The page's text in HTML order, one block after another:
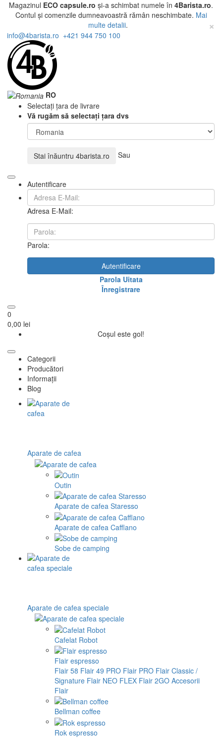
Magazinul ECO capsule.ro și-a schimbat numele în 4Barista.ro.
Contul și comenzile dumneavoastră rămân neschimbate. Mai
multe detalii. ×
info@4barista.ro +421 944 750 100
RO
Selectați țara de livrare
Vă rugăm să selectați țara dvs
Stai înăuntru 4barista.ro Sau
Autentificare
Adresa E-Mail:
Parola:
Autentificare
Parola Uitata
Înregistrare
0
0,00 lei
Coșul este gol!
Categorii
Producători
Informații
Blog
Aparate de cafea
Outin
Aparate de cafea Staresso
Aparate de cafea Cafflano
Sobe de camping
Aparate de cafea speciale
Cafelat Robot
Flair espresso
Flair 58 Flair 49 PRO Flair PRO Flair Classic /
Signature Flair NEO FLEX Flair 2GO Accesorii
Flair
Bellman coffee
Rok espresso